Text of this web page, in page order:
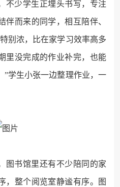
不少学生正埋头书写，专注
伴而来的同学，相互陪伴、
别浓，比在家学习效率高多
里没完成的作业补完，也能
”学生小张一边整理作业，一
图书馆里还有不少陪同的家
，整个阅览室静谧有序。图